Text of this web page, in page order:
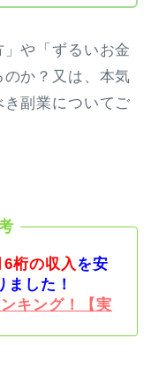
や「ずるいお金
か？又は、本気
副業についてご
6桁の収入を安
した！
キング！【実